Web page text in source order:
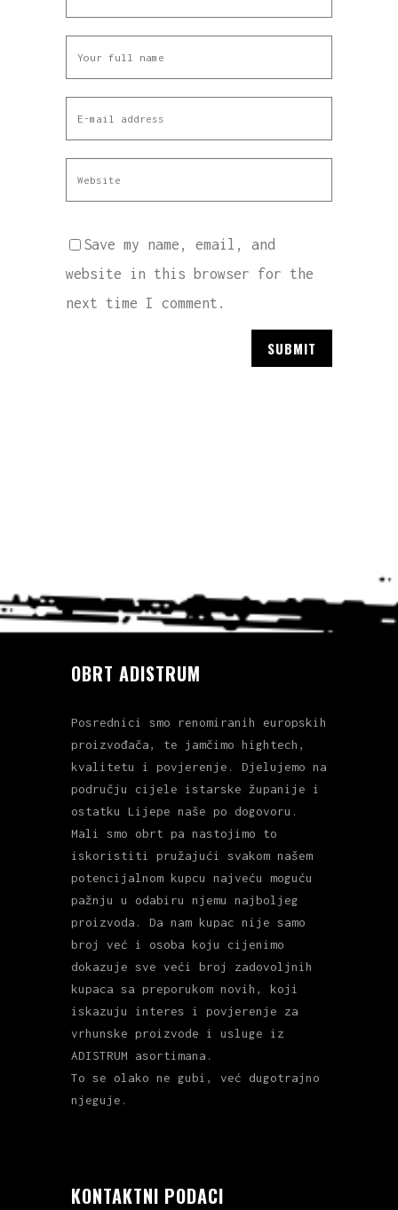
Save my name, email, and
website in this browser for the
next time I comment.
OBRT ADISTRUM
Posrednici smo renomiranih europskih
proizvođača, te jamčimo hightech,
kvalitetu i povjerenje. Djelujemo na
području cijele istarske županije i
ostatku Lijepe naše po dogovoru.
Mali smo obrt pa nastojimo to
iskoristiti pružajući svakom našem
potencijalnom kupcu najveću moguću
pažnju u odabiru njemu najboljeg
proizvoda. Da nam kupac nije samo
broj već i osoba koju cijenimo
dokazuje sve veći broj zadovoljnih
kupaca sa preporukom novih, koji
iskazuju interes i povjerenje za
vrhunske proizvode i usluge iz
ADISTRUM asortimana.
To se olako ne gubi, već dugotrajno
njeguje.
KONTAKTNI PODACI